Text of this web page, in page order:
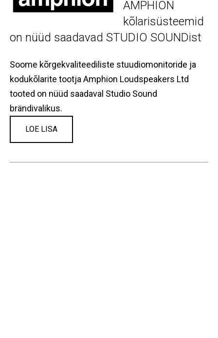
AMPHION
kõlarisüsteemid
on nüüd saadavad STUDIO SOUNDist
Soome kõrgekvaliteediliste stuudiomonitoride ja
kodukõlarite tootja Amphion Loudspeakers Ltd
tooted on nüüd saadaval Studio Sound
brändivalikus.
LOE LISA